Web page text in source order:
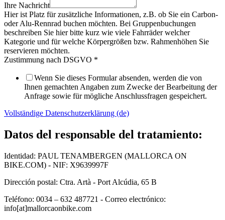
Ihre Nachricht
Hier ist Platz für zusätzliche Informationen, z.B. ob Sie ein Carbon-
oder Alu-Rennrad buchen möchten. Bei Gruppenbuchungen
beschreiben Sie hier bitte kurz wie viele Fahrräder welcher
Kategorie und für welche Körpergrößen bzw. Rahmenhöhen Sie
reservieren möchten.
Zustimmung nach DSGVO *
Wenn Sie dieses Formular absenden, werden die von
Ihnen gemachten Angaben zum Zwecke der Bearbeitung der
Anfrage sowie für mögliche Anschlussfragen gespeichert.
Vollständige Datenschutzerklärung (de)
Datos del responsable del tratamiento:
Identidad: PAUL TENAMBERGEN (MALLORCA ON
BIKE.COM) - NIF: X9639997F
Dirección postal: Ctra. Artà - Port Alcúdia, 65 B
Teléfono: 0034 – 632 487721 - Correo electrónico:
info[at]mallorcaonbike.com